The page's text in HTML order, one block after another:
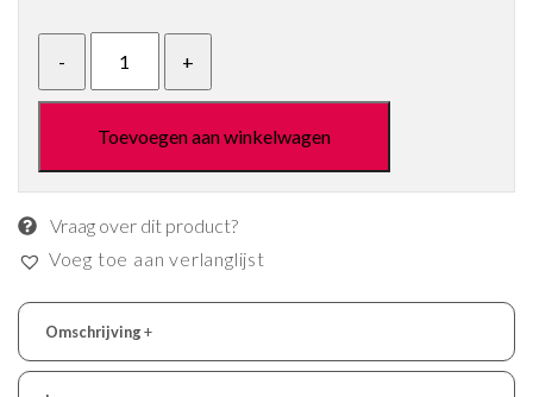
Toevoegen aan winkelwagen
Vraag over dit product?
Voeg toe aan verlanglijst
Omschrijving+